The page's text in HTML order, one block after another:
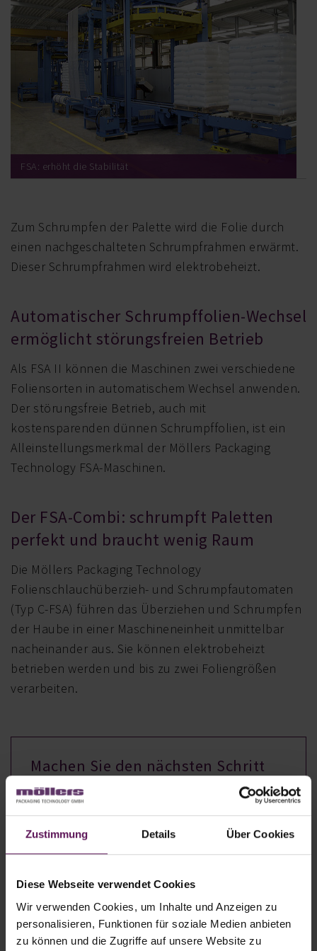
Zustimmung Details Über Cookies
Diese Webseite verwendet Cookies
Wir verwenden Cookies, um Inhalte und Anzeigen zu
personalisieren, Funktionen für soziale Medien anbieten
zu können und die Zugriffe auf unsere Website zu
FSA: erhöht die Stabilität
Zum Schrumpfen der Palette wird die Folie durch
einen nachgeschalteten Schrumpfrahmen erwärmt.
Dieser Schrumpfrahmen wird elektrobeheizt.
Automatischer Schrumpffolien-Wechsel
ermöglicht störungsfreien Betrieb
Als FSA II können die Maschinen zwei verschiedene
Foliensorten in automatischem Wechsel anwenden.
Der störungsfreie Betrieb, auch mit
kostensparenden dünnen Schrumpffolien, ist ein
Alleinstellungsmerkmal der Möllers Packaging
Technology FSA-Maschinen.
Der FSA-Combi: schrumpft Paletten
perfekt und braucht wenig Raum
Die Möllers Packaging Technology
Folienschlauchüberzieh- und Schrumpfautomaten
(Typ C-FSA) führen das Überziehen und Schrumpfen
der Haube in einer Maschineneinheit unmittelbar
nacheinander aus. Sie können elektrobeheizt
betrieben werden und bis zu zwei Foliengrößen
verarbeiten.
Machen Sie den nächsten Schritt
zur Effizienz
Erfahren Sie in einem Gespräch mit unseren
Experten, wie unsere Lösungen
Ihre
Prozesse optimierenkönnen.
Füllen Sie gleich das Kontaktformular aus
Ihnen in Verbindung.